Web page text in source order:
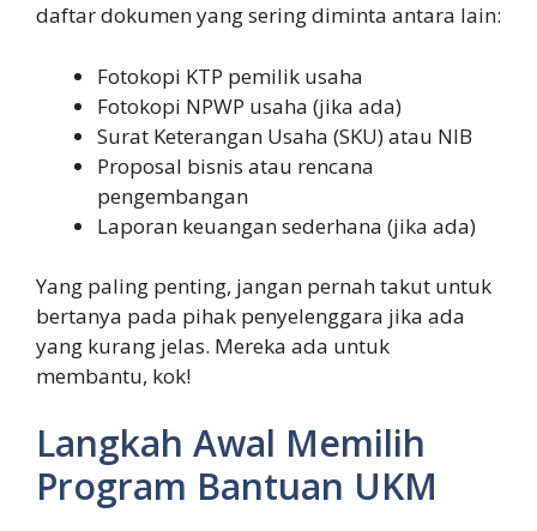
daftar dokumen yang sering diminta antara lain:
Fotokopi KTP pemilik usaha
Fotokopi NPWP usaha (jika ada)
Surat Keterangan Usaha (SKU) atau NIB
Proposal bisnis atau rencana
pengembangan
Laporan keuangan sederhana (jika ada)
Yang paling penting, jangan pernah takut untuk
bertanya pada pihak penyelenggara jika ada
yang kurang jelas. Mereka ada untuk
membantu, kok!
Langkah Awal Memilih
Program Bantuan UKM